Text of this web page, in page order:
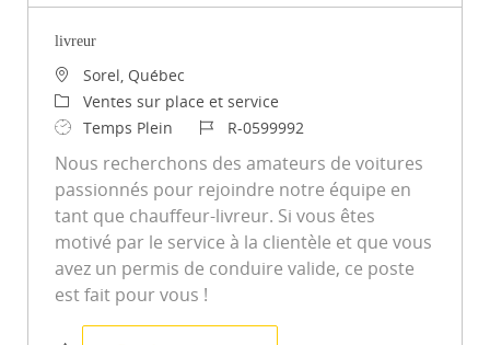
livreur
Emplacement
Sorel, Québec
Catégorie
Ventes sur place et service
Type d’emploi
Temps Plein ID du poste
R-0599992
Nous recherchons des amateurs de voitures
passionnés pour rejoindre notre équipe en
tant que chauffeur-livreur. Si vous êtes
motivé par le service à la clientèle et que vous
avez un permis de conduire valide, ce poste
est fait pour vous !